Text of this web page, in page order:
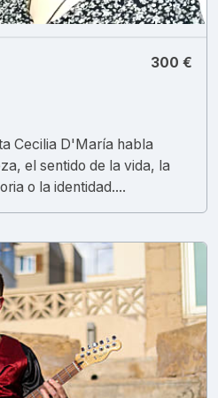
300 €
Cecilia D'María habla
el sentido de la vida, la
o la identidad....